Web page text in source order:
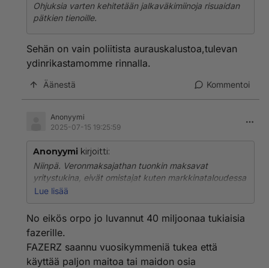
Ohjuksia varten kehitetään jalkaväkimiinoja risuaidan
pätkien tienoille.
Sehän on vain poliitista aurauskalustoa,tulevan
ydinrikastamomme rinnalla.
Äänestä Kommentoi
Anonyymi
2025-07-15 19:25:59
Anonyymi kirjoitti:
Niinpä. Veronmaksajathan tuonkin maksavat
yritystukina, eivät omistajat kuten markkinataloudessa
kuuluisi. Hehän pitävät voitotkin itsellään ja maksavat
Lue lisää
No eikös orpo jo luvannut 40 miljoonaa tukiaisia
fazerille.
FAZERZ saannu vuosikymmeniä tukea että
käyttää paljon maitoa tai maidon osia